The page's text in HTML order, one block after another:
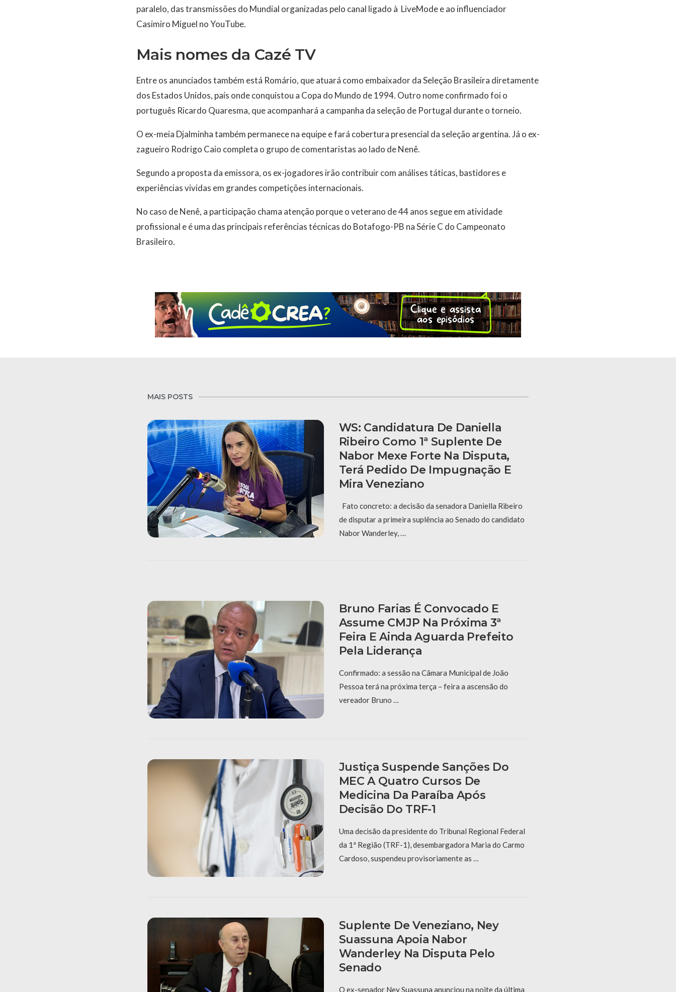
paralelo, das transmissões do Mundial organizadas pelo canal ligado à LiveMode e ao influenciador
Casimiro Miguel no YouTube.
Mais nomes da Cazé TV
Entre os anunciados também está Romário, que atuará como embaixador da Seleção Brasileira diretamente
dos Estados Unidos, país onde conquistou a Copa do Mundo de 1994. Outro nome confirmado foi o
português Ricardo Quaresma, que acompanhará a campanha da seleção de Portugal durante o torneio.
O ex-meia Djalminha também permanece na equipe e fará cobertura presencial da seleção argentina. Já o ex-
zagueiro Rodrigo Caio completa o grupo de comentaristas ao lado de Nenê.
Segundo a proposta da emissora, os ex-jogadores irão contribuir com análises táticas, bastidores e
experiências vividas em grandes competições internacionais.
No caso de Nenê, a participação chama atenção porque o veterano de 44 anos segue em atividade
profissional e é uma das principais referências técnicas do Botafogo-PB na Série C do Campeonato
Brasileiro.
MAIS POSTS
WS: Candidatura De Daniella
Ribeiro Como 1ª Suplente De
Nabor Mexe Forte Na Disputa,
Terá Pedido De Impugnação E
Mira Veneziano
Fato concreto: a decisão da senadora Daniella Ribeiro
de disputar a primeira suplência ao Senado do candidato
Nabor Wanderley, …
Bruno Farias É Convocado E
Assume CMJP Na Próxima 3ª
Feira E Ainda Aguarda Prefeito
Pela Liderança
Confirmado: a sessão na Câmara Municipal de João
Pessoa terá na próxima terça – feira a ascensão do
vereador Bruno …
Justiça Suspende Sanções Do
MEC A Quatro Cursos De
Medicina Da Paraíba Após
Decisão Do TRF-1
Uma decisão da presidente do Tribunal Regional Federal
da 1ª Região (TRF-1), desembargadora Maria do Carmo
Cardoso, suspendeu provisoriamente as …
Suplente De Veneziano, Ney
Suassuna Apoia Nabor
Wanderley Na Disputa Pelo
Senado
O ex-senador Ney Suassuna anunciou na noite da última